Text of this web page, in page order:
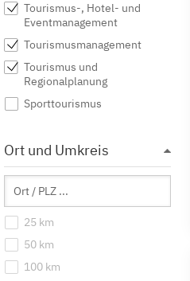
Tourismus-, Hotel- und
Eventmanagement
Tourismusmanagement
Tourismus und
Regionalplanung
Sporttourismus
Ort und Umkreis
25 km
50 km
100 km